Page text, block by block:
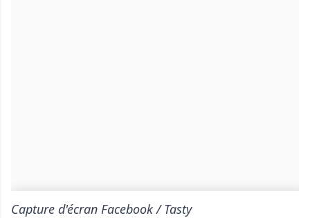
Capture d'écran Facebook / Tasty